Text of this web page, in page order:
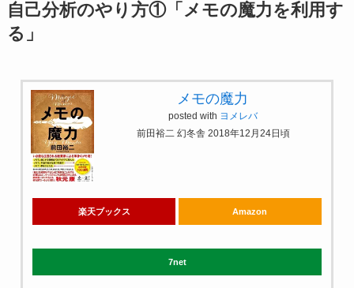
自己分析のやり方①「メモの魔力を利用す
る」
メモの魔力
posted with ヨメレバ
前田裕二 幻冬舎 2018年12月24日頃
楽天ブックス Amazon
7net